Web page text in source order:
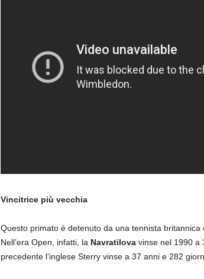
Vincitrice più vecchia
Questo primato è detenuto da una tennista
Nell’era Open, infatti, la Navratilovavinse nel 1990 a
precedente l’inglese Sterry vinse a 37 anni e 282